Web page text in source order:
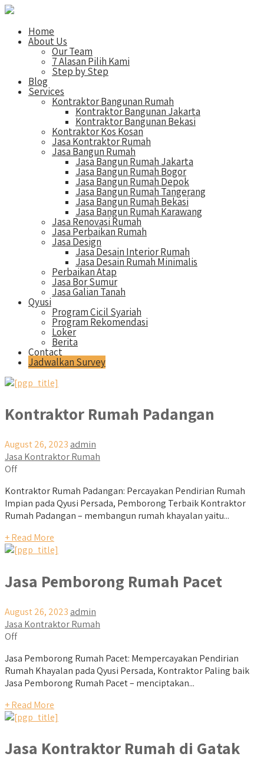
Home
About Us
Our Team
7 Alasan Pilih Kami
Step by Step
Blog
Services
Kontraktor Bangunan Rumah
Kontraktor Bangunan Jakarta
Kontraktor Bangunan Bekasi
Kontraktor Kos Kosan
Jasa Kontraktor Rumah
Jasa Bangun Rumah
Jasa Bangun Rumah Jakarta
Jasa Bangun Rumah Bogor
Jasa Bangun Rumah Depok
Jasa Bangun Rumah Tangerang
Jasa Bangun Rumah Bekasi
Jasa Bangun Rumah Karawang
Jasa Renovasi Rumah
Jasa Perbaikan Rumah
Jasa Design
Jasa Desain Interior Rumah
Jasa Desain Rumah Minimalis
Perbaikan Atap
Jasa Bor Sumur
Jasa Galian Tanah
Qyusi
Program Cicil Syariah
Program Rekomendasi
Loker
Berita
Contact
Jadwalkan Survey
Kontraktor Rumah Padangan
August 26, 2023 admin
Jasa Kontraktor Rumah
Off
Kontraktor Rumah Padangan: Percayakan Pendirian Rumah
Impian pada Qyusi Persada, Pemborong Terbaik Kontraktor
Rumah Padangan – membangun rumah khayalan yaitu...
+ Read More
Jasa Pemborong Rumah Pacet
August 26, 2023 admin
Jasa Kontraktor Rumah
Off
Jasa Pemborong Rumah Pacet: Mempercayakan Pendirian
Rumah Khayalan pada Qyusi Persada, Kontraktor Paling baik
Jasa Pemborong Rumah Pacet – menciptakan...
+ Read More
Jasa Kontraktor Rumah di Gatak